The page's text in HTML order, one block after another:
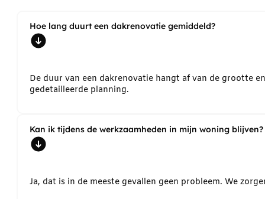
Hoe lang duurt een dakrenovatie gemiddeld?
De duur van een dakrenovatie hangt af van de grootte
gedetailleerde planning.
Kan ik tijdens de werkzaamheden in mijn woning blijven?
Ja, dat is in de meeste gevallen geen probleem. We